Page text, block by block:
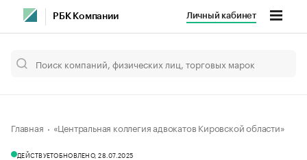
РБК Компании Личный кабинет
Главная «Центральная коллегия адвокатов Кировской области»
ДЕЙСТВУЕТОБНОВЛЕНО, 28.07.2025